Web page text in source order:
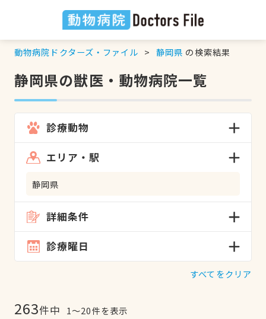
動物病院ドクターズ・ファイル 静岡県 の検索結果
静岡県の獣医・動物病院一覧
診療動物
エリア・駅
静岡県
詳細条件
診療曜日
すべてをクリア
263件中 1〜20件を表示